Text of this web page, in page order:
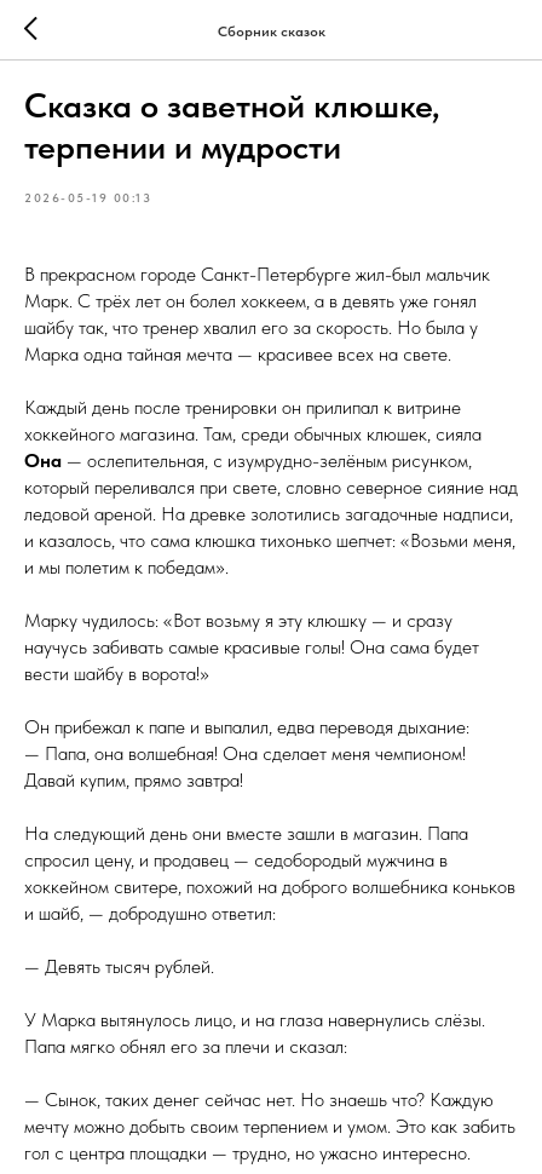
Сборник сказок
Сказка о заветной клюшке,
терпении и мудрости
2026-05-19 00:13
В прекрасном городе Санкт-Петербурге жил-был мальчик
Марк. С трёх лет он болел хоккеем, а в девять уже гонял
шайбу так, что тренер хвалил его за скорость. Но была у
Марка одна тайная мечта — красивее всех на свете.
Каждый день после тренировки он прилипал к витрине
хоккейного магазина. Там, среди обычных клюшек, сияла
Она — ослепительная, с изумрудно-зелёным рисунком,
который переливался при свете, словно северное сияние над
ледовой ареной. На древке золотились загадочные надписи,
и казалось, что сама клюшка тихонько шепчет: «Возьми меня,
и мы полетим к победам».
Марку чудилось: «Вот возьму я эту клюшку — и сразу
научусь забивать самые красивые голы! Она сама будет
вести шайбу в ворота!»
Он прибежал к папе и выпалил, едва переводя дыхание:
— Папа, она волшебная! Она сделает меня чемпионом!
Давай купим, прямо завтра!
На следующий день они вместе зашли в магазин. Папа
спросил цену, и продавец — седобородый мужчина в
хоккейном свитере, похожий на доброго волшебника коньков
и шайб, — добродушно ответил:
— Девять тысяч рублей.
У Марка вытянулось лицо, и на глаза навернулись слёзы.
Папа мягко обнял его за плечи и сказал:
— Сынок, таких денег сейчас нет. Но знаешь что? Каждую
мечту можно добыть своим терпением и умом. Это как забить
гол с центра площадки — трудно, но ужасно интересно.